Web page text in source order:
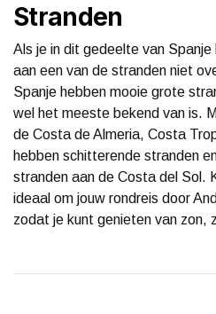
Stranden
Als je in dit gedeelte van
aan een van de stranden niet
Spanje hebben mooie grote
wel het meeste bekend van is.
de Costa de Almeria, Costa
hebben schitterende stranden
stranden aan de Costa del Sol.
ideaal om jouw rondreis door
zodat je kunt genieten van zon,